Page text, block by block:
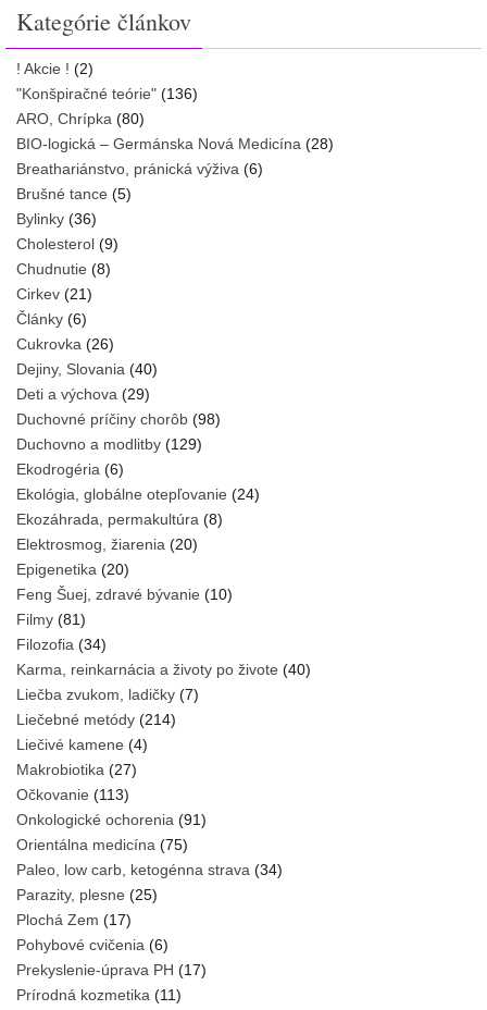
Kategórie článkov
! Akcie ! (2)
"Konšpiračné teórie" (136)
ARO, Chrípka (80)
BIO-logická – Germánska Nová Medicína (28)
Breathariánstvo, pránická výživa (6)
Brušné tance (5)
Bylinky (36)
Cholesterol (9)
Chudnutie (8)
Cirkev (21)
Články (6)
Cukrovka (26)
Dejiny, Slovania (40)
Deti a výchova (29)
Duchovné príčiny chorôb (98)
Duchovno a modlitby (129)
Ekodrogéria (6)
Ekológia, globálne otepľovanie (24)
Ekozáhrada, permakultúra (8)
Elektrosmog, žiarenia (20)
Epigenetika (20)
Feng Šuej, zdravé bývanie (10)
Filmy (81)
Filozofia (34)
Karma, reinkarnácia a životy po živote (40)
Liečba zvukom, ladičky (7)
Liečebné metódy (214)
Liečivé kamene (4)
Makrobiotika (27)
Očkovanie (113)
Onkologické ochorenia (91)
Orientálna medicína (75)
Paleo, low carb, ketogénna strava (34)
Parazity, plesne (25)
Plochá Zem (17)
Pohybové cvičenia (6)
Prekyslenie-úprava PH (17)
Prírodná kozmetika (11)